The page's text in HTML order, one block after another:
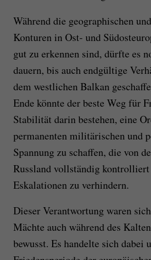
Während die geographischen
Konturen in Ost- und
gut zu erkennen sind, dürfte es
dauern, bis auch endgültige
dem westlichen Balkan
Ende könnte der beste Weg für
Stabilität darin bestehen, eine
permanenten militärischen und
Spannung zu schaffen, die von
Russland vollständig
Eskalationen zu verhindern.
Dieser Verantwortung waren
Mächte auch während des
bewusst. Es handelte sich dabei